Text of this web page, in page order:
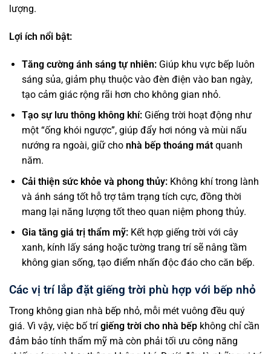
lượng.
Lợi ích nổi bật:
Tăng cường ánh sáng tự nhiên:Giúp khu vực bếp luôn
sáng sủa, giảm phụ thuộc vào đèn điện vào ban ngày,
tạo cảm giác rộng rãi hơn cho không gian nhỏ.
Tạo sự lưu thông không khí:Giếng trời hoạt động như
một “ống khói ngược”, giúp đẩy hơi nóng và mùi nấu
nướng ra ngoài, giữ cho nhà bếp thoáng mátquanh
năm.
Cải thiện sức khỏe và phong thủy:Không khí trong lành
và ánh sáng tốt hỗ trợ tâm trạng tích cực, đồng thời
mang lại năng lượng tốt theo quan niệm phong thủy.
Gia tăng giá trị thẩm mỹ:Kết hợp giếng trời với cây
xanh, kính lấy sáng hoặc tường trang trí sẽ nâng tầm
không gian sống, tạo điểm nhấn độc đáo cho căn bếp.
Các vị trí lắp đặt giếng trời phù hợp với bếp nhỏ
Trong không gian nhà bếp nhỏ, mỗi mét vuông đều quý
giá. Vì vậy, việc bố trí giếng trời cho nhà bếp không chỉ cần
đảm bảo tính thẩm mỹ mà còn phải tối ưu công năng